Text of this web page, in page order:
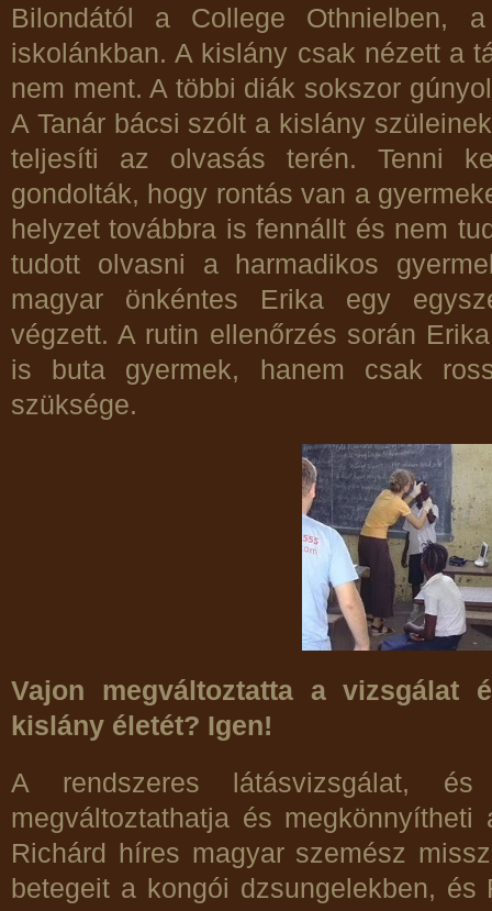
Bilondától a College Othnielben,
iskolánkban. A kislány csak nézett a
nem ment. A többi diák sokszor
A Tanár bácsi szólt a kislány
teljesíti az olvasás terén. Tenni
gondolták, hogy rontás van a
helyzet továbbra is fennállt és nem
tudott olvasni a harmadikos
magyar önkéntes Erika egy
végzett. A rutin ellenőrzés során
is buta gyermek, hanem csak
szüksége.
Vajon megváltoztatta a vizsgálat
kislány életét? Igen!
A rendszeres látásvizsgálat,
megváltoztathatja és
Richárd híres magyar szemész
betegeit a kongói dzsungelekben,